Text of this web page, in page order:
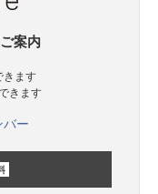
案内
きます
きます
ー